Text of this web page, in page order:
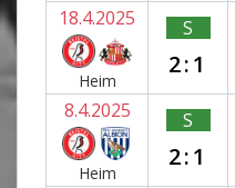
18.4.2025
Heim
S
2:1
8.4.2025
Heim
S
2:1